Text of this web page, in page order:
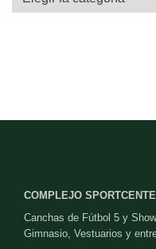
COMPLEJO
Canchas de Fútbol 5 y
Gimnasio, Vestuarios y